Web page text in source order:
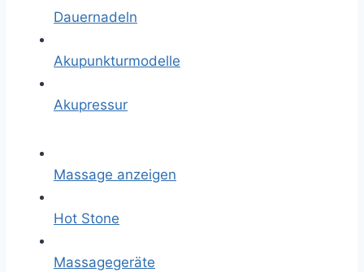
Dauernadeln
Akupunkturmodelle
Akupressur
Massage anzeigen
Hot Stone
Massagegeräte